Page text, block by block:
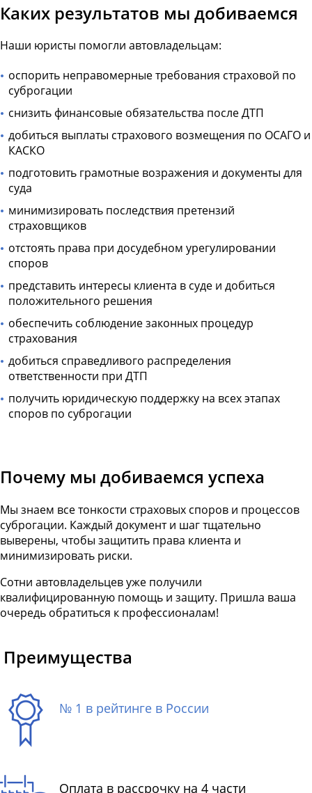
Каких результатов мы добиваемся
Наши юристы помогли автовладельцам:
оспорить неправомерные требования страховой по
суброгации
снизить финансовые обязательства после ДТП
добиться выплаты страхового возмещения по ОСАГО и
КАСКО
подготовить грамотные возражения и документы для
суда
минимизировать последствия претензий
страховщиков
отстоять права при досудебном урегулировании
споров
представить интересы клиента в суде и добиться
положительного решения
обеспечить соблюдение законных процедур
страхования
добиться справедливого распределения
ответственности при ДТП
получить юридическую поддержку на всех этапах
споров по суброгации
Почему мы добиваемся успеха
Мы знаем все тонкости страховых споров и процессов
суброгации. Каждый документ и шаг тщательно
выверены, чтобы защитить права клиента и
минимизировать риски.
Сотни автовладельцев уже получили
квалифицированную помощь и защиту. Пришла ваша
очередь обратиться к профессионалам!
Преимущества
№ 1 в рейтинге в России
Оплата в рассрочку на 4 части